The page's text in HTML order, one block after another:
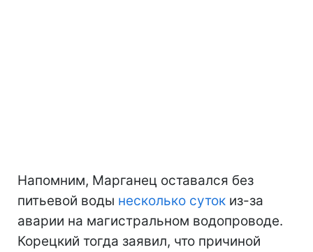
Напомним, Марганец оставался без
питьевой воды несколько суток из-за
аварии на магистральном водопроводе.
Корецкий тогда заявил, что причиной